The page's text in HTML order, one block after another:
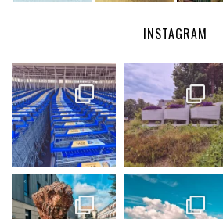
INSTAGRAM